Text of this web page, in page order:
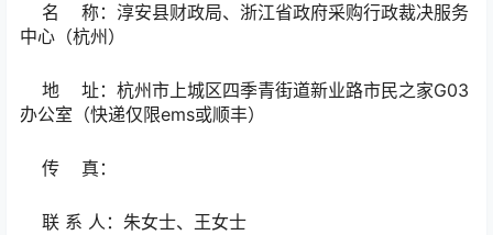
名 称：淳安县财政局、浙江省政府采购行政裁决服务
中心（杭州）
地 址：杭州市上城区四季青街道新业路市民之家G03
办公室（快递仅限ems或顺丰）
传 真：
联 系 人：朱女士、王女士